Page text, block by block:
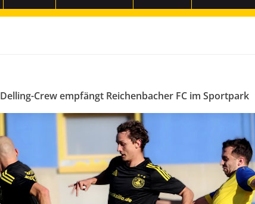
Delling-Crew empfängt Reichenbacher FC im Sportpark